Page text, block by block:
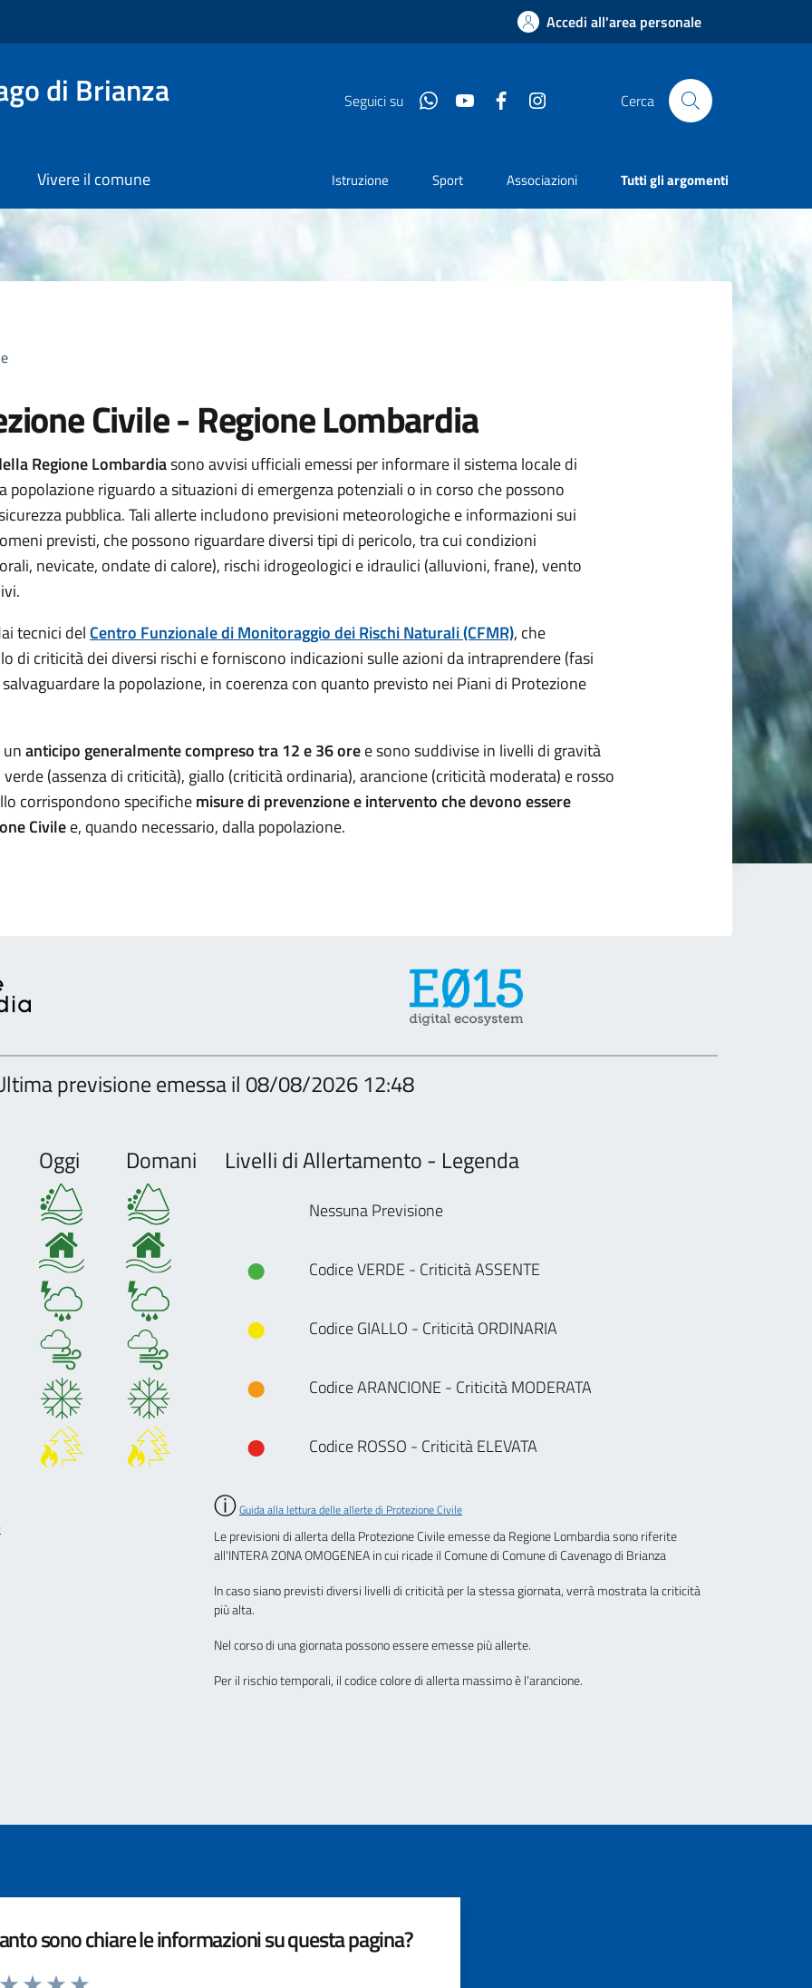
Accedi all'area personale
di Brianza Seguici su WhatsappYouTube Facebook Cerca
Vivere il comune Istruzione Sport Associazioni Tutti gli argomenti
Civile - Regione Lombardia
Regione Lombardiasono avvisi ufficiali emessi per informare il sistema locale di
popolazione riguardo a situazioni di emergenza potenziali o in corso che possono
pubblica. Tali allerte includono previsioni meteorologiche e informazioni sui
previsti, che possono riguardare diversi tipi di pericolo, tra cui condizioni
nevicate, ondate di calore), rischi idrogeologici e idraulici (alluvioni, frane), vento
tecnici del Centro Funzionale di Monitoraggio dei Rischi Naturali (CFMR), che
di criticità dei diversi rischi e forniscono indicazioni sulle azioni da intraprendere (fasi
la popolazione, in coerenza con quanto previsto nei Piani di Protezione
anticipo generalmente compreso tra 12 e 36 oree sono suddivise in livelli di gravità
(assenza di criticità), giallo (criticità ordinaria), arancione (criticità moderata) e rosso
corrispondono specifichemisure di prevenzione e intervento che devono essere
Civilee, quando necessario, dalla popolazione.
previsione emessa il 08/08/2026 12:48
Oggi Domani Livelli di Allertamento - Legenda
Nessuna Previsione
● Codice VERDE - Criticità ASSENTE
● Codice GIALLO - Criticità ORDINARIA
● Codice ARANCIONE - Criticità MODERATA
● Codice ROSSO - Criticità ELEVATA
ⓘGuida alla lettura delle allerte di Protezione Civile
Le previsioni di allerta della Protezione Civile emesse da Regione Lombardia sono riferite
all'INTERA ZONA OMOGENEA in cui ricade il Comune di Comune di Cavenago di Brianza
In caso siano previsti diversi livelli di criticità per la stessa giornata, verrà mostrata la criticità
più alta.
Nel corso di una giornata possono essere emesse più allerte.
Per il rischio temporali, il codice colore di allerta massimo è l’arancione.
sono chiare le informazioni su questa pagina?
da 1 a 5 stelle la pagina